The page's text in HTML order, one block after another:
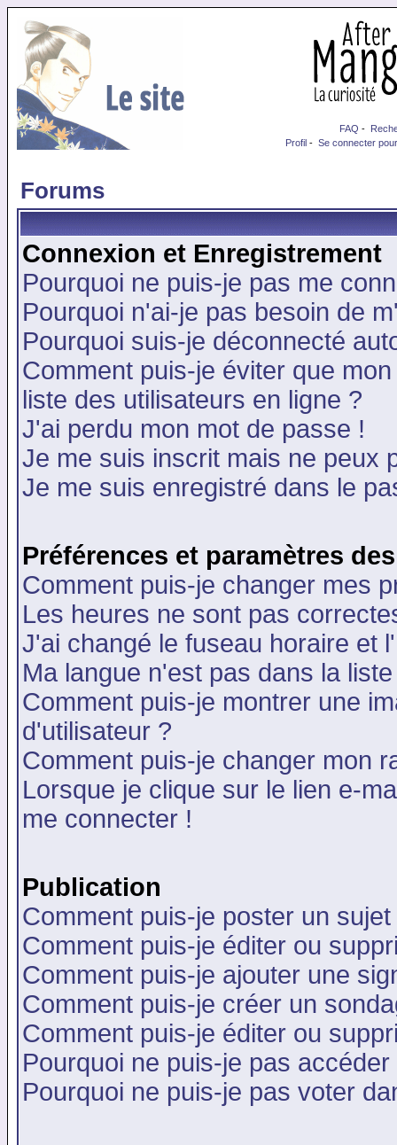
FAQ -
Profil - Se connecter
Forums
Connexion et Enregistrement
Pourquoi ne puis-je pas me
Pourquoi n'ai-je pas besoin de
Pourquoi suis-je déconnecté
Comment puis-je éviter que
liste des utilisateurs en ligne ?
J'ai perdu mon mot de passe !
Je me suis inscrit mais ne peux
Je me suis enregistré dans le
Préférences et paramètres
Comment puis-je changer mes
Les heures ne sont pas
J'ai changé le fuseau horaire et
Ma langue n'est pas dans la
Comment puis-je montrer une
d'utilisateur ?
Comment puis-je changer mon
Lorsque je clique sur le lien e-
me connecter !
Publication
Comment puis-je poster un
Comment puis-je éditer ou
Comment puis-je ajouter une
Comment puis-je créer un
Comment puis-je éditer ou
Pourquoi ne puis-je pas
Pourquoi ne puis-je pas voter